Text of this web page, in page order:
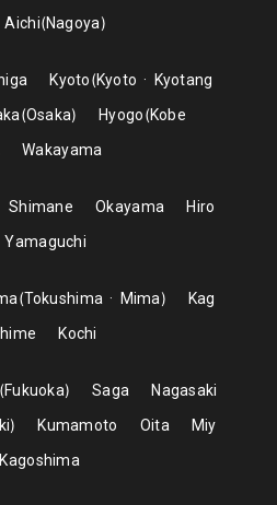
Aichi Nagoya
Kyoto Kyoto
Kyotang
Osaka Hyogo Kobe
Wakayama
Shimane Okayama
Hiro
Yamaguchi
Tokushima Mima
Kag
Kochi
Fukuoka Saga
Nagasaki
Kumamoto Oita
Miy
Kagoshima